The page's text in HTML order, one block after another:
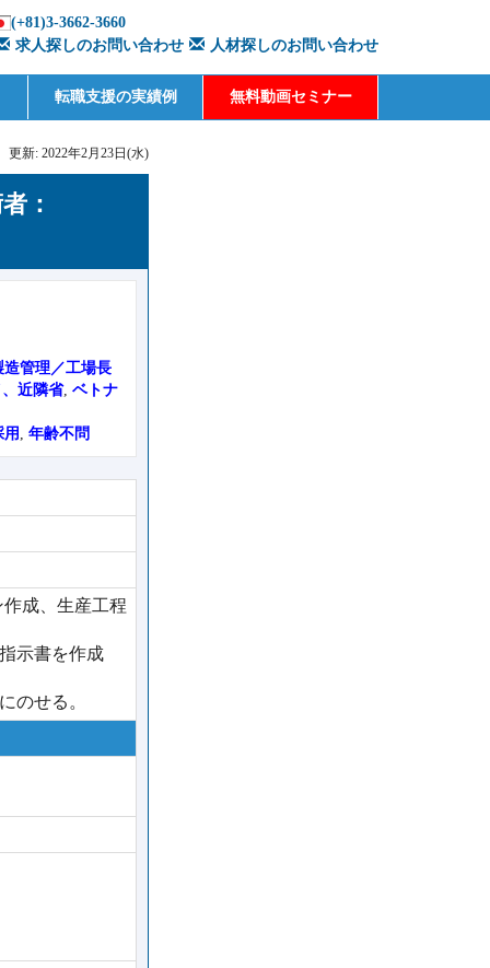
(+81)3-3662-3660
求人探しのお問い合わせ
人材探しのお問い合わせ
転職支援の実績例 無料動画セミナー
更新: 2022年2月23日(水)
：
造管理／工場長
近隣省,ベトナ
用 ,年齢不問
成、生産工程
示書を作成
のせる。